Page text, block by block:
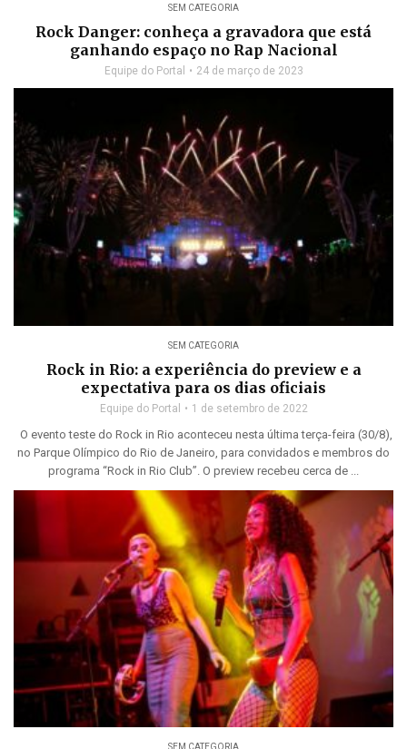
SEM CATEGORIA
Rock Danger: conheça a gravadora que está
ganhando espaço no Rap Nacional
Equipe do Portal 24 de março de 2023
SEM CATEGORIA
Rock in Rio: a experiência do preview e a
expectativa para os dias oficiais
Equipe do Portal 1 de setembro de 2022
O evento teste do Rock in Rio aconteceu nesta última terça-feira (30/8),
no Parque Olímpico do Rio de Janeiro, para convidados e membros do
programa “Rock in Rio Club”. O preview recebeu cerca de ...
SEM CATEGORIA